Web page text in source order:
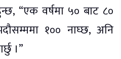
“एक वर्षमा ५० बाट ८०
१०० नाघ्छ, अनि
।”